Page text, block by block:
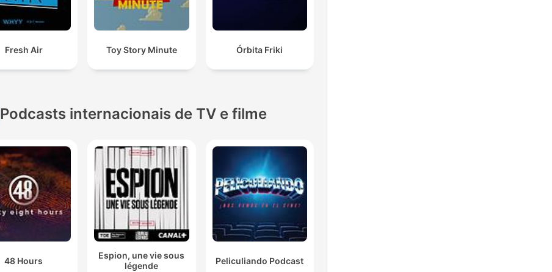
Fresh Air Toy Story Minute Órbita Friki
Podcasts internacionais de TV e filme
48 Hours
Espion, une vie sous
légende
Peliculiando Podcast